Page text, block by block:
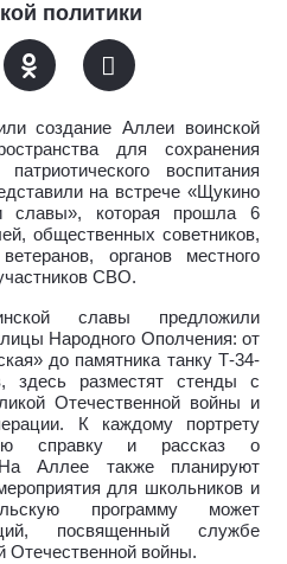
политики
создание Аллеи воинской
для сохранения
воспитания
на встрече «Щукино
славы», которая прошла 6
общественных советников,
органов местного
СВО.
славы предложили
Народного Ополчения: от
до памятника танку Т-34-
здесь разместят стенды с
Отечественной войны и
К каждому портрету
справку и рассказ о
Аллее также планируют
для школьников и
программу может
посвященный службе
Отечественной войны.